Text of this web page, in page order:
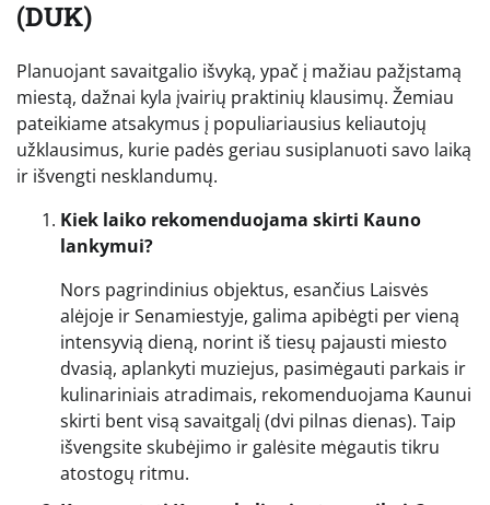
(DUK)
Planuojant savaitgalio išvyką, ypač į mažiau pažįstamą
miestą, dažnai kyla įvairių praktinių klausimų. Žemiau
pateikiame atsakymus į populiariausius keliautojų
užklausimus, kurie padės geriau susiplanuoti savo laiką
ir išvengti nesklandumų.
Kiek laiko rekomenduojama skirti Kauno
lankymui?
Nors pagrindinius objektus, esančius Laisvės
alėjoje ir Senamiestyje, galima apibėgti per vieną
intensyvią dieną, norint iš tiesų pajausti miesto
dvasią, aplankyti muziejus, pasimėgauti parkais ir
kulinariniais atradimais, rekomenduojama Kaunui
skirti bent visą savaitgalį (dvi pilnas dienas). Taip
išvengsite skubėjimo ir galėsite mėgautis tikru
atostogų ritmu.